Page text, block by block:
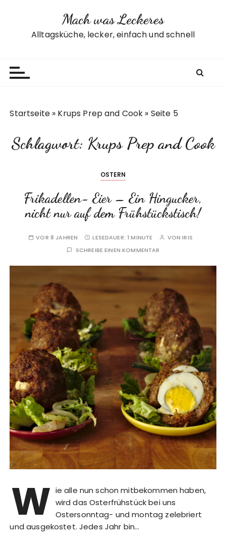
Mach was Leckeres
Alltagsküche, lecker, einfach und schnell
Startseite » Krups Prep and Cook » Seite 5
Schlagwort: Krups Prep and Cook
OSTERN
Frikadellen- Eier – Ein Hingucker,
nicht nur auf dem Frühstückstisch!
VOR 8 JAHREN LESEDAUER:1 MINUTE VONIRIS
SCHREIBE EINEN KOMMENTAR
W ie alle nun schon mitbekommen haben,
wird das Osterfrühstück bei uns
Ostersonntag- und montag zelebriert
und ausgekostet. Jedes Jahr bin…